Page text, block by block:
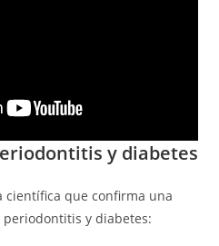
y diabetes
científica que confirma una
y diabetes: